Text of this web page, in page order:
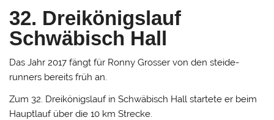
32. Dreikönigslauf
Schwäbisch Hall
Das Jahr 2017 fängt für Ronny Grosser von den steide-
runners bereits früh an.
Zum 32. Dreikönigslauf in Schwäbisch Hall startete er beim
Hauptlauf über die 10 km Strecke.